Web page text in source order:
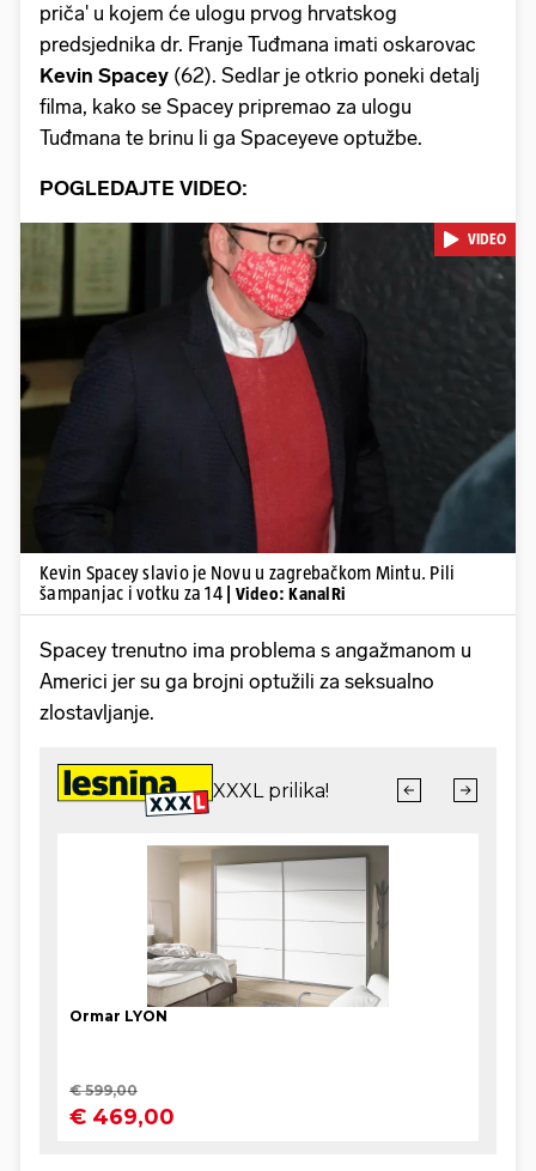
priča' u kojem će ulogu prvog hrvatskog
predsjednika dr. Franje Tuđmana imati oskarovac
Kevin Spacey (62). Sedlar je otkrio poneki detalj
filma, kako se Spacey pripremao za ulogu
Tuđmana te brinu li ga Spaceyeve optužbe.
POGLEDAJTE VIDEO:
Pokretanje videa...
VIDEO
Kevin Spacey slavio je Novu u zagrebačkom Mintu. Pili
šampanjac i votku za 14
| Video: KanalRi
Spacey trenutno ima problema s angažmanom u
Americi jer su ga brojni optužili za seksualno
zlostavljanje.